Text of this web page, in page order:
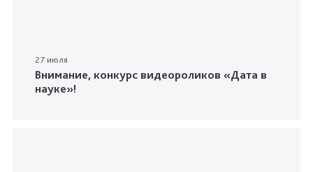
27 июля
Внимание, конкурс видеороликов «Дата в
науке»!